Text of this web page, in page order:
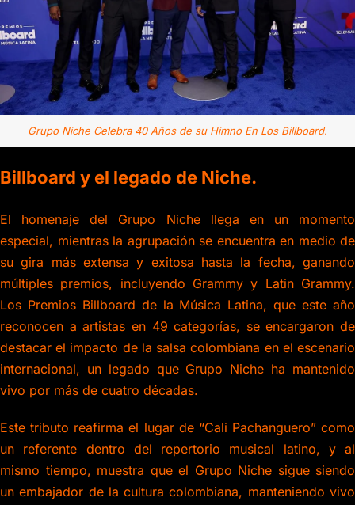
Grupo Niche Celebra 40 Años de su Himno En Los Billboard.
Billboard y el legado de Niche.
El homenaje del Grupo Niche llega en un momento
especial, mientras la agrupación se encuentra en medio de
su gira más extensa y exitosa hasta la fecha, ganando
múltiples premios, incluyendo Grammy y Latin Grammy.
Los Premios Billboard de la Música Latina, que este año
reconocen a artistas en 49 categorías, se encargaron de
destacar el impacto de la salsa colombiana en el escenario
internacional, un legado que Grupo Niche ha mantenido
vivo por más de cuatro décadas.
Este tributo reafirma el lugar de “Cali Pachanguero” como
un referente dentro del repertorio musical latino, y al
mismo tiempo, muestra que el Grupo Niche sigue siendo
un embajador de la cultura colombiana, manteniendo vivo